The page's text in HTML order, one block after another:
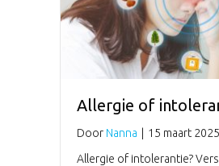
Allergie of
Door Nanna
15 maart 2025
Allergie of intolerantie?